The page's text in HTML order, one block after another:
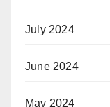
July 2024
June 2024
May 2024